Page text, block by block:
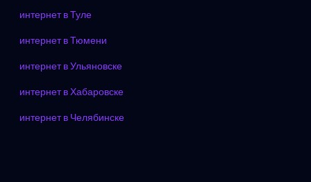
интернет в Туле
интернет в Тюмени
интернет в Ульяновске
интернет в Хабаровске
интернет в Челябинске